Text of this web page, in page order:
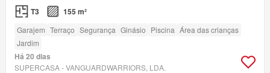
T3 155 m²
Garajem Terraço Segurança Ginásio Piscina Área das crianças
Jardim
Há 20 dias
SUPERCASA - VANGUARDWARRIORS, LDA.